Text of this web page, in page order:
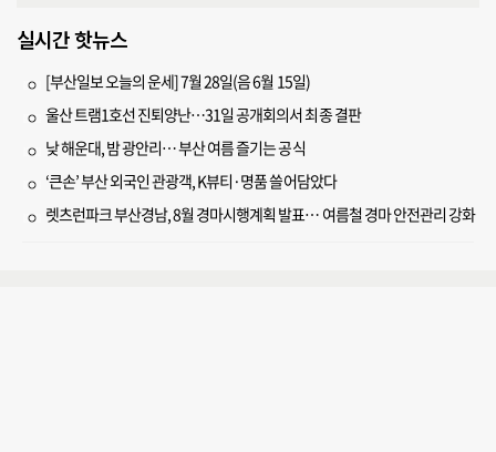
실시간 핫뉴스
[부산일보 오늘의 운세] 7월 28일(음 6월 15일)
울산 트램1호선 진퇴양난…31일 공개회의서 최종 결판
낮 해운대, 밤 광안리… 부산 여름 즐기는 공식
‘큰손’ 부산 외국인 관광객, K뷰티·명품 쓸어담았다
렛츠런파크 부산경남, 8월 경마시행계획 발표… 여름철 경마 안전관리 강화